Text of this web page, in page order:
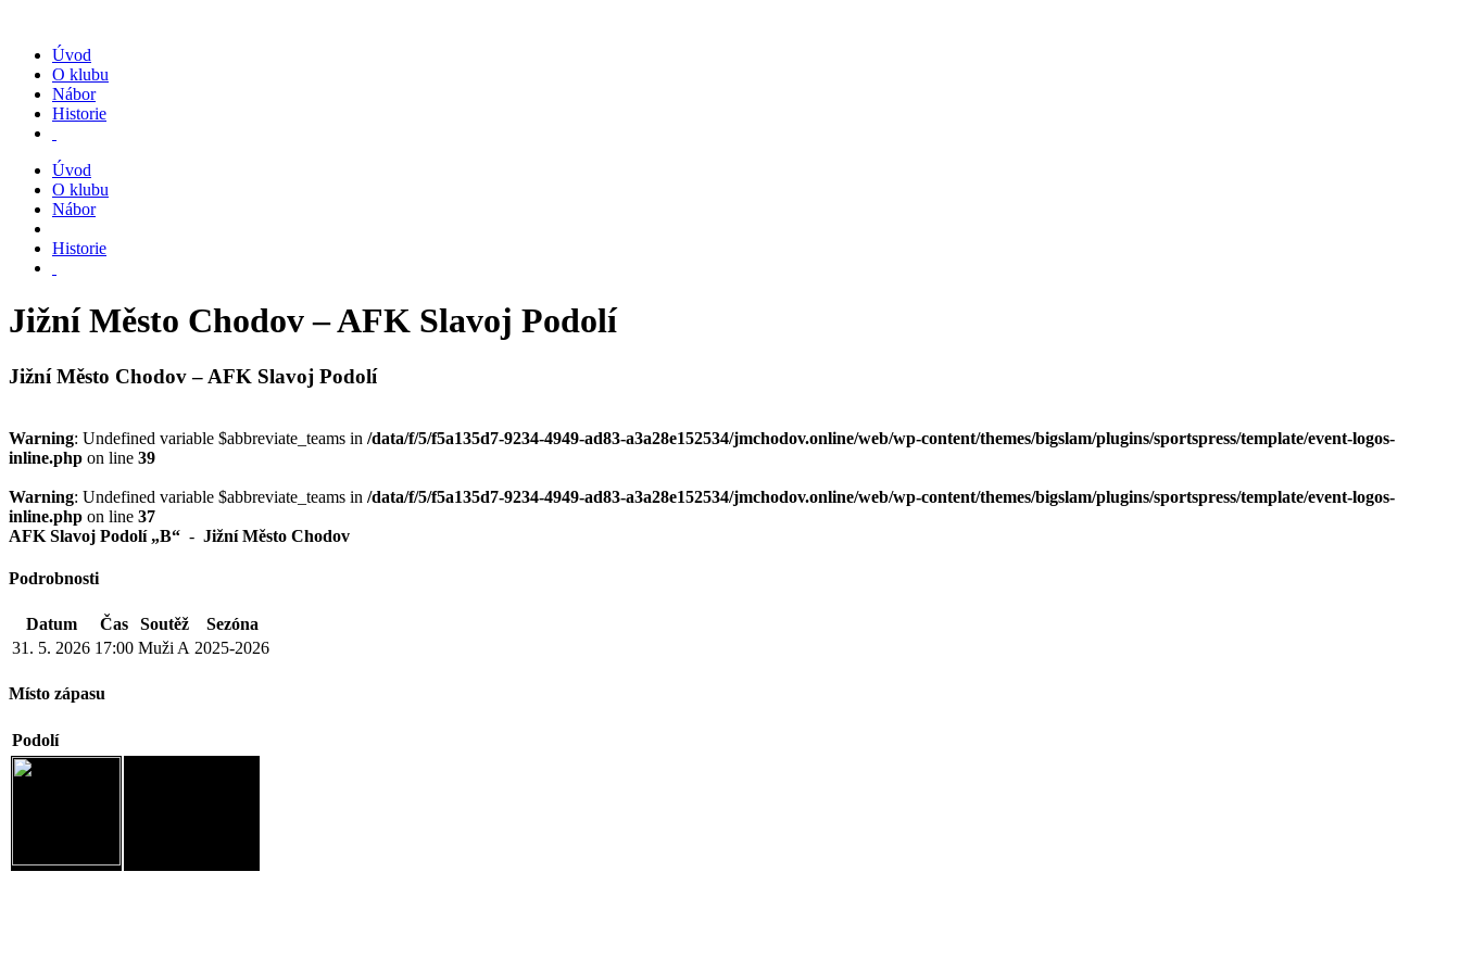
Úvod
O klubu
Nábor
Historie
Úvod
O klubu
Nábor
Historie
Jižní Město Chodov – AFK Slavoj Podolí
Jižní Město Chodov – AFK Slavoj Podolí
Warning: Undefined variable $abbreviate_teams in /data/f/5/f5a135d7-9234-4949-ad83-a3a28e152534/jmchodov.online/web/wp-content/themes/bigslam/plugins/sportspress/template/event-logos-
inline.php on line 39
Warning: Undefined variable $abbreviate_teams in /data/f/5/f5a135d7-9234-4949-ad83-a3a28e152534/jmchodov.online/web/wp-content/themes/bigslam/plugins/sportspress/template/event-logos-
inline.php on line 37
AFK Slavoj Podolí „B“ - Jižní Město Chodov
Podrobnosti
Datum Čas Soutěž
Sezóna
31. 5. 2026 17:00 Muži A 2025-2026
Místo zápasu
Podolí